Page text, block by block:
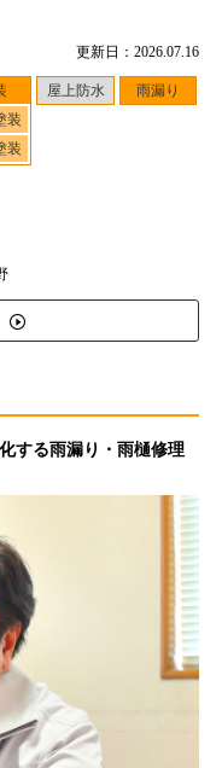
更新日：2026.07.16
装
装
屋上防水 雨漏り
する雨漏り・雨樋修理